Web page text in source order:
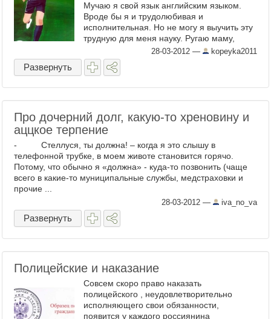
Мучаю я свой язык английским языком.
Вроде бы я и трудолюбивая и
исполнительная. Но не могу я выучить эту
трудную для меня науку. Ругаю маму,
28-03-2012 — kopeyka2011
Развернуть
Про дочерний долг, какую-то хреновину и
аццкое терпение
- Стеллуся, ты должна! – когда я это слышу в
телефонной трубке, в моем животе становится горячо.
Потому, что обычно я «должна» - куда-то позвонить (чаще
всего в какие-то муниципальные службы, медстраховки и
прочие ...
28-03-2012 — iva_no_va
Развернуть
Полицейские и наказание
Совсем скоро право наказать
полицейского , неудовлетворительно
исполняющего свои обязанности,
появится у каждого россиянина